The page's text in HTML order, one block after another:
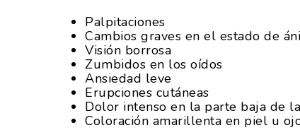
Palpitaciones
Cambios graves en el estado de
Visión borrosa
Zumbidos en los oídos
Ansiedad leve
Erupciones cutáneas
Dolor intenso en la parte baja de
Coloración amarillenta en piel u